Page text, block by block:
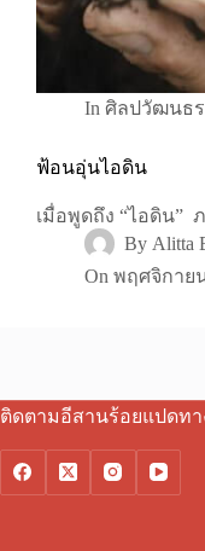
In ศิลปวัฒนธ
ฟ้อนอุ่นไอดิน
เมื่อพูดถึง “ไอดิน”
By Alitta
On พฤศจิกายน
ติดตามอีสานร้อยแปดทา